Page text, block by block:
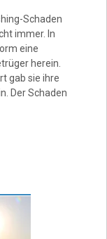
Schaden
immer. In
eine
herein.
gab sie ihre
Der Schaden